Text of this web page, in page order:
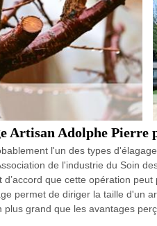
Artisan Adolphe Pierre
l'un des types
de l'industrie du Soin
que cette opération
permet de diriger la taille d'un
grand que les avantages